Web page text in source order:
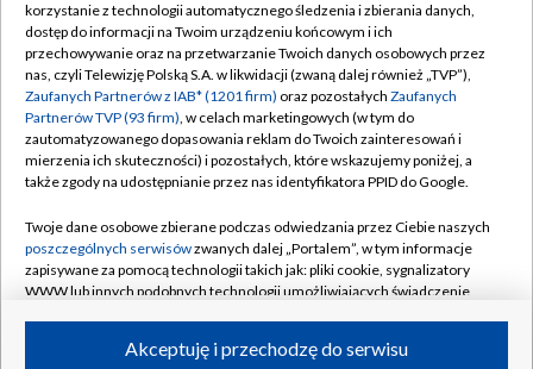
TVP
Abonament TVP
Emisja w TVP
Centrum informacji TVP
Naziemna Telewizja Cyfrowa
Rada Programowa
System NOS
Informacje o nadawcy
Program dla prasy
Regulamin TVP
Polityka prywatności
Moje zgody
Pomoc
Kontakt
Kanały
korzystanie z technologii automatycznego śledzenia i zbierania danych,
dostęp do informacji na Twoim urządzeniu końcowym i ich
przechowywanie oraz na przetwarzanie Twoich danych osobowych przez
nas, czyli Telewizję Polską S.A. w likwidacji (zwaną dalej również „TVP”),
Zaufanych Partnerów z IAB* (1201 firm) oraz pozostałych Zaufanych
Partnerów TVP (93 firm), w celach marketingowych (w tym do
zautomatyzowanego dopasowania reklam do Twoich zainteresowań i
mierzenia ich skuteczności) i pozostałych, które wskazujemy poniżej, a
także zgody na udostępnianie przez nas identyfikatora PPID do Google.
Twoje dane osobowe zbierane podczas odwiedzania przez Ciebie naszych
poszczególnych serwisówzwanych dalej „Portalem”, w tym informacje
zapisywane za pomocą technologii takich jak: pliki cookie, sygnalizatory
WWW lub innych podobnych technologii umożliwiających świadczenie
ruchu w Internecie.Akceptuję i przechodzę do serwisu